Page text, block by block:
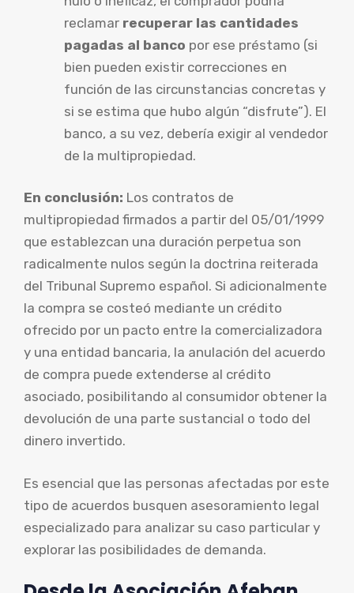
reclamar recuperar las cantidades
pagadas al banco por ese préstamo (si
bien pueden existir correcciones en
función de las circunstancias concretas y
si se estima que hubo algún “disfrute”). El
banco, a su vez, debería exigir al vendedor
de la multipropiedad.
En conclusión: Los contratos de
multipropiedad firmados a partir del 05/01/1999
que establezcan una duración perpetua son
radicalmente nulos según la doctrina reiterada
del Tribunal Supremo español. Si adicionalmente
la compra se costeó mediante un crédito
ofrecido por un pacto entre la comercializadora
y una entidad bancaria, la anulación del acuerdo
de compra puede extenderse al crédito
asociado, posibilitando al consumidor obtener la
devolución de una parte sustancial o todo del
dinero invertido.
Es esencial que las personas afectadas por este
tipo de acuerdos busquen asesoramiento legal
especializado para analizar su caso particular y
explorar las posibilidades de demanda.